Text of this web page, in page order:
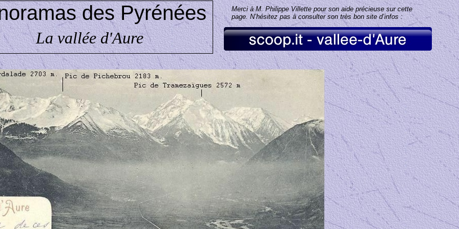
des Pyrénées
La vallée d'Aure
Merci à M. Philippe Villette pour son aide précieuse sur cette
page. N’hésitez pas à consulter son très bon site d’infos :